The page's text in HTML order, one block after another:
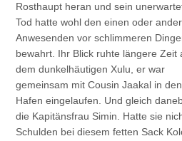
Rosthaupt heran und sein
Tod hatte wohl den einen oder
Anwesenden vor schlimmeren
bewahrt. Ihr Blick ruhte längere Zeit
dem dunkelhäutigen Xulu, er war
gemeinsam mit Cousin Jaakal in den
Hafen eingelaufen. Und gleich
die Kapitänsfrau Simin. Hatte sie
Schulden bei diesem fetten Sack